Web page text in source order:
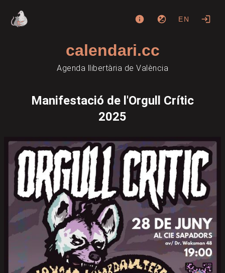
EN
calendari.cc
Agenda llibertària de València
Manifestació de l'Orgull Crític
2025